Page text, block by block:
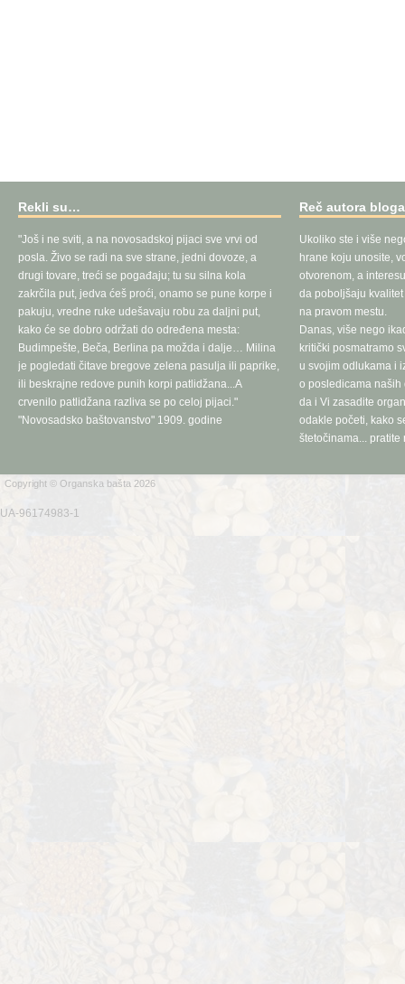
Rekli su…
"Još i ne sviti, a na novosadskoj pijaci sve vrvi od
posla. Živo se radi na sve strane, jedni dovoze, a
drugi tovare, treći se pogađaju; tu su silna kola
zakrčila put, jedva ćeš proći, onamo se pune korpe i
pakuju, vredne ruke udešavaju robu za daljni put,
kako će se dobro održati do određena mesta:
Budimpešte, Beča, Berlina pa možda i dalje… Milina
je pogledati čitave bregove zelena pasulja ili paprike,
ili beskrajne redove punih korpi patlidžana...A
crvenilo patlidžana razliva se po celoj pijaci."
"Novosadsko baštovanstvo" 1909. godine
Reč autora
Ukoliko ste i više
hrane koju unosite,
otvorenom, a
da poboljšaju
na pravom mestu.
Danas, više nego
kritički posmatramo
u svojim odlukama i
o posledicama naših
da i Vi zasadite
odakle početi, kako
štetočinama... pratite
Copyright © Organska bašta 2026
UA-96174983-1